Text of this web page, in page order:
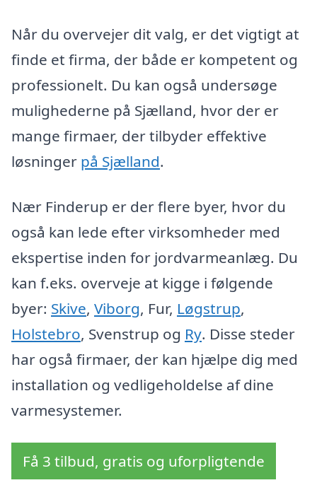
Når du overvejer dit valg, er det vigtigt at
finde et firma, der både er kompetent og
professionelt. Du kan også undersøge
mulighederne på Sjælland, hvor der er
mange firmaer, der tilbyder effektive
løsninger på Sjælland.
Nær Finderup er der flere byer, hvor du
også kan lede efter virksomheder med
ekspertise inden for jordvarmeanlæg. Du
kan f.eks. overveje at kigge i følgende
byer: Skive, Viborg, Fur, Løgstrup,
Holstebro, Svenstrup og Ry. Disse steder
har også firmaer, der kan hjælpe dig med
installation og vedligeholdelse af dine
varmesystemer.
Få 3 tilbud, gratis og uforpligtende